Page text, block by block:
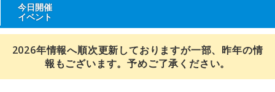
今日開催
イベント
2026年情報へ順次更新しておりますが一部、昨年の情
報もございます。予めご了承ください。